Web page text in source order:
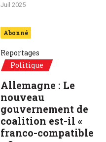
Juil 2025
Abonné
Reportages
Politique
Allemagne : Le
nouveau
gouvernement de
coalition est-il «
franco-compatible